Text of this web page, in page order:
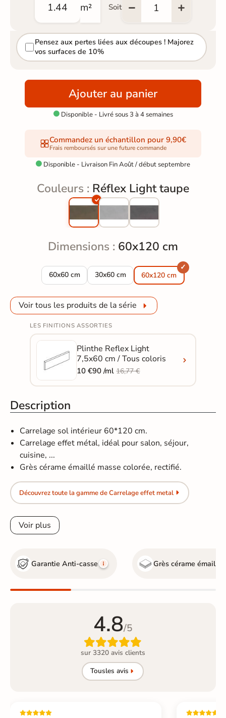
m² Soit
Pensez aux pertes liées aux découpes ! Majorez
vos surfaces de 10%
Ajouter au panier
Disponible - Livré sous 3 à 4 semaines
Commandez un échantillon pour 9,90€
Frais remboursés sur une future commande
 Disponible - Livraison Fin Août / début septembre
Couleurs : Réflex Light taupe
Dimensions : 60x120 cm
60x60 cm
Carrelage sol effet métal Réflex Light taupe 60x60 cm
30x60 cm
Carrelage sol effet métal Réflex Light
60x120 cm
Voir tous les produits de la série
LES FINITIONS ASSORTIES
Plinthe Reflex Light
7,5x60 cm / Tous coloris
10 €90 /ml16,77 €
Description
Carrelage sol intérieur 60*120 cm.
Carrelage effet métal, idéal pour salon, séjour,
cuisine, ...
Grès cérame émaillé masse colorée, rectifié.
Découvrez toute la gamme de Carrelage effet metal
Voir plus
Garantie Anti-casse Grès cérame émaillé
4.8/5

sur 3320 avis clients
Tousles avis